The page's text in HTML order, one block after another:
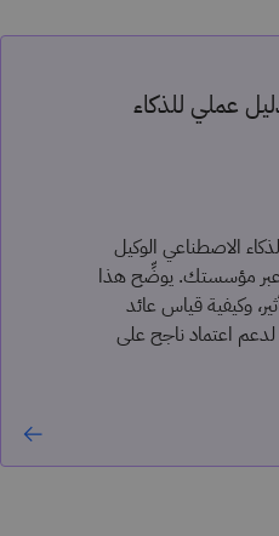
عملي للذكاء
الاصطناعي الوكيل
عبر مؤسستك. يوضِّح هذا
وكيفية قياس عائد
لدعم اعتماد ناجح على